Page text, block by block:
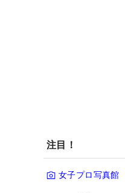
注目！
女子プロ写真館